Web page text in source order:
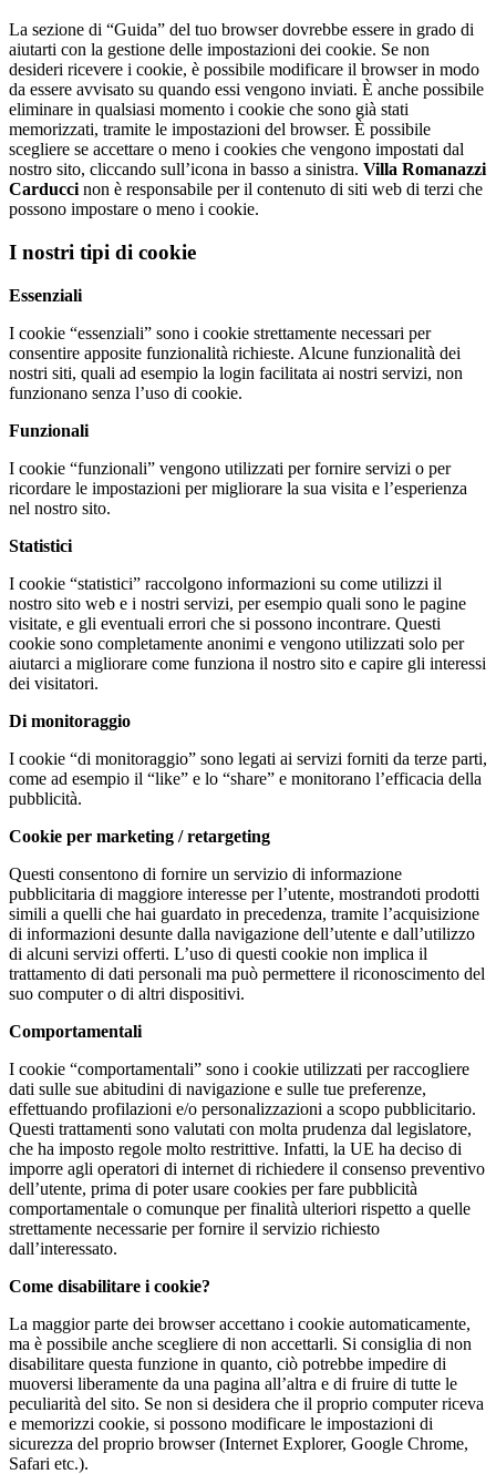
La sezione di “Guida” del tuo browser dovrebbe essere in grado di
aiutarti con la gestione delle impostazioni dei cookie. Se non
desideri ricevere i cookie, è possibile modificare il browser in modo
da essere avvisato su quando essi vengono inviati. È anche possibile
eliminare in qualsiasi momento i cookie che sono già stati
memorizzati, tramite le impostazioni del browser. È possibile
scegliere se accettare o meno i cookies che vengono impostati dal
nostro sito, cliccando sull’icona in basso a sinistra. Villa Romanazzi
Carducci non è responsabile per il contenuto di siti web di terzi che
possono impostare o meno i cookie.
I nostri tipi di cookie
Essenziali
I cookie “essenziali” sono i cookie strettamente necessari per
consentire apposite funzionalità richieste. Alcune funzionalità dei
nostri siti, quali ad esempio la login facilitata ai nostri servizi, non
funzionano senza l’uso di cookie.
Funzionali
I cookie “funzionali” vengono utilizzati per fornire servizi o per
ricordare le impostazioni per migliorare la sua visita e l’esperienza
nel nostro sito.
Statistici
I cookie “statistici” raccolgono informazioni su come utilizzi il
nostro sito web e i nostri servizi, per esempio quali sono le pagine
visitate, e gli eventuali errori che si possono incontrare. Questi
cookie sono completamente anonimi e vengono utilizzati solo per
aiutarci a migliorare come funziona il nostro sito e capire gli interessi
dei visitatori.
Di monitoraggio
I cookie “di monitoraggio” sono legati ai servizi forniti da terze parti,
come ad esempio il “like” e lo “share” e monitorano l’efficacia della
pubblicità.
Cookie per marketing / retargeting
Questi consentono di fornire un servizio di informazione
pubblicitaria di maggiore interesse per l’utente, mostrandoti prodotti
simili a quelli che hai guardato in precedenza, tramite l’acquisizione
di informazioni desunte dalla navigazione dell’utente e dall’utilizzo
di alcuni servizi offerti. L’uso di questi cookie non implica il
trattamento di dati personali ma può permettere il riconoscimento del
suo computer o di altri dispositivi.
Comportamentali
I cookie “comportamentali” sono i cookie utilizzati per raccogliere
dati sulle sue abitudini di navigazione e sulle tue preferenze,
effettuando profilazioni e/o personalizzazioni a scopo pubblicitario.
Questi trattamenti sono valutati con molta prudenza dal legislatore,
che ha imposto regole molto restrittive. Infatti, la UE ha deciso di
imporre agli operatori di internet di richiedere il consenso preventivo
dell’utente, prima di poter usare cookies per fare pubblicità
comportamentale o comunque per finalità ulteriori rispetto a quelle
strettamente necessarie per fornire il servizio richiesto
dall’interessato.
Come disabilitare i cookie?
La maggior parte dei browser accettano i cookie automaticamente,
ma è possibile anche scegliere di non accettarli. Si consiglia di non
disabilitare questa funzione in quanto, ciò potrebbe impedire di
muoversi liberamente da una pagina all’altra e di fruire di tutte le
peculiarità del sito. Se non si desidera che il proprio computer riceva
e memorizzi cookie, si possono modificare le impostazioni di
sicurezza del proprio browser (Internet Explorer, Google Chrome,
Safari etc.).